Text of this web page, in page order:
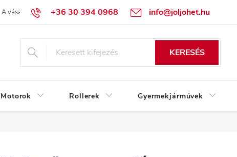
+36 30 394 0968 info@joljohet.hu
A vásárlás lépései Üzleti feltételek (ÁSZF) Adatkezelési tájékoztató
KERESÉS
Motorok Rollerek Gyermekjárművek